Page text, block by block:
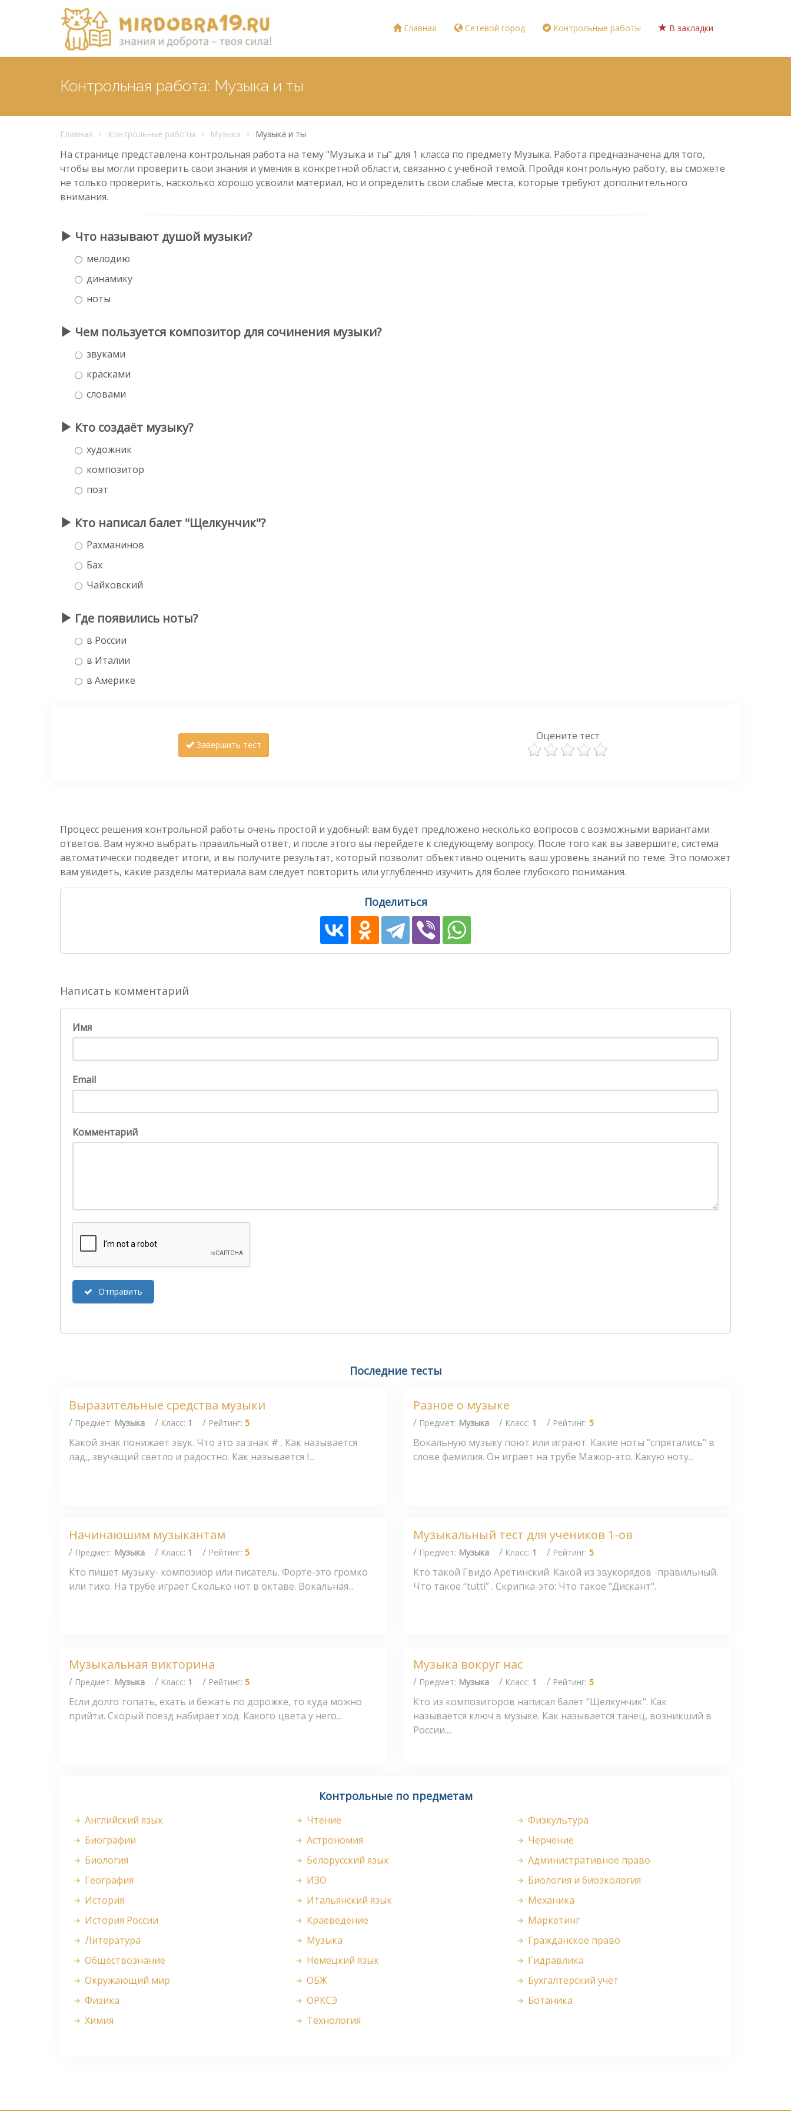
Главная Сетевой город Контрольные работы В закладки
Контрольная работа: Музыка и ты
Главная Контрольные работы Музыка Музыка и ты
На странице представлена контрольная работа на тему "Музыка и ты" для 1 класса по предмету Музыка. Работа предназначена для того,
чтобы вы могли проверить свои знания и умения в конкретной области, связанно с учебной темой. Пройдя контрольную работу, вы сможете
не только проверить, насколько хорошо усвоили материал, но и определить свои слабые места, которые требуют дополнительного
внимания.
Что называют душой музыки?
мелодию
динамику
ноты
Чем пользуется композитор для сочинения музыки?
звуками
красками
словами
Кто создаёт музыку?
художник
композитор
поэт
Кто написал балет "Щелкунчик"?
Рахманинов
Бах
Чайковский
Где появились ноты?
в России
в Италии
в Америке
Завершить тест
Оцените тест
Процесс решения контрольной работы очень простой и удобный: вам будет предложено несколько вопросов с возможными вариантами
ответов. Вам нужно выбрать правильный ответ, и после этого вы перейдете к следующему вопросу. После того как вы завершите, система
автоматически подведет итоги, и вы получите результат, который позволит объективно оценить ваш уровень знаний по теме. Это поможет
вам увидеть, какие разделы материала вам следует повторить или углубленно изучить для более глубокого понимания.
Поделиться
Написать комментарий
Имя
Email
Комментарий
Отправить
Последние тесты
Выразительные средства музыки
/ Предмет: Музыка / Класс: 1 / Рейтинг: 5
Какой знак понижает звук. Что это за знак # . Как называется
лад,, звучащий светло и радостно. Как называется I...
Разное о музыке
/ Предмет: Музыка / Класс: 1 / Рейтинг: 5
Вокальную музыку поют или играют. Какие ноты "спрятались" в
слове фамилия. Он играет на трубе Мажор-это. Какую ноту...
Начинаюшим музыкантам
/ Предмет: Музыка / Класс: 1 / Рейтинг: 5
Кто пишет музыку- композиор или писатель. Форте-это громко
или тихо. На трубе играет Сколько нот в октаве. Вокальная...
Музыкальный тест для учеников 1-ов
/ Предмет: Музыка / Класс: 1 / Рейтинг: 5
Кто такой Гвидо Аретинский. Какой из звукорядов -правильный.
Что такое “tutti” . Скрипка-это: Что такое "Дискант".
Музыкальная викторина
/ Предмет: Музыка / Класс: 1 / Рейтинг: 5
Если долго топать, ехать и бежать по дорожке, то куда можно
прийти. Скорый поезд набирает ход. Какого цвета у него...
Музыка вокруг нас
/ Предмет: Музыка / Класс: 1 / Рейтинг: 5
Кто из композиторов написал балет "Щелкунчик". Как
называется ключ в музыке. Как называется танец, возникший в
России....
Контрольные по предметам
Английский язык
Биографии
Биология
География
История
История России
Литература
Обществознание
Окружающий мир
Физика
Химия
Чтение
Астрономия
Белорусский язык
ИЗО
Итальянский язык
Краеведение
Музыка
Немецкий язык
ОБЖ
ОРКСЭ
Технология
Физкультура
Черчение
Административное право
Биология и биоэкология
Механика
Маркетинг
Гражданское право
Гидравлика
Бухгалтерский учет
Ботаника